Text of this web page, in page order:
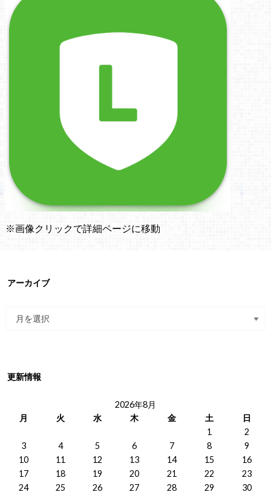
※画像クリックで詳細ページに移動
アーカイブ
更新情報
2026年8月
月
火 水 木 金 土
日
1
2
3
4 5 6 7 8
9
10
11 12 13 14 15
16
17
18 19 20 21 22
23
24
25 26 27 28 29 30